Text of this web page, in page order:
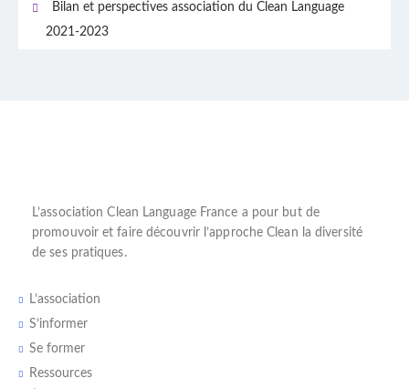
Bilan et perspectives association du Clean Language
2021-2023
L’association Clean Language France a pour but de
promouvoir et faire découvrir l’approche Clean la diversité
de ses pratiques.
L’association
S’informer
Se former
Ressources